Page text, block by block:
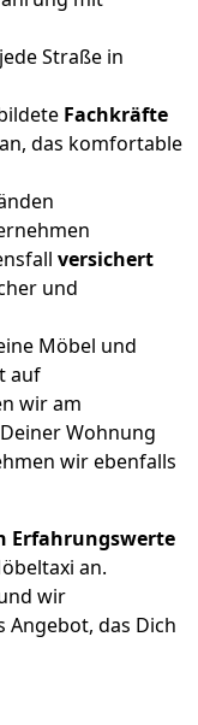
Straße in
Fachkräfte
das komfortable
versichert
und
Möbel und
auf
wir am
Wohnung
wir ebenfalls
Erfahrungswerte
an.
wir
das Dich